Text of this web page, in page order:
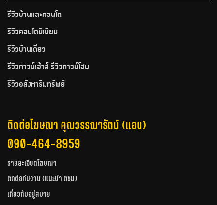
รีวิวบ้านและคอนโด
รีวิวคอนโดมิเนียม
รีวิวบ้านเดี่ยว
รีวิวทาวน์เฮ้าส์ รีวิวทาวน์โฮม
รีวิวอสังหาริมทรัพย์
ติดต่อโฆษณา คุณวรรณารัตน์ (แอน)
090-464-8959
รายละเอียดโฆษณา
ติดต่อทีมงาน (แนะนำ ติชม)
เกี่ยวกับอยู่สบาย